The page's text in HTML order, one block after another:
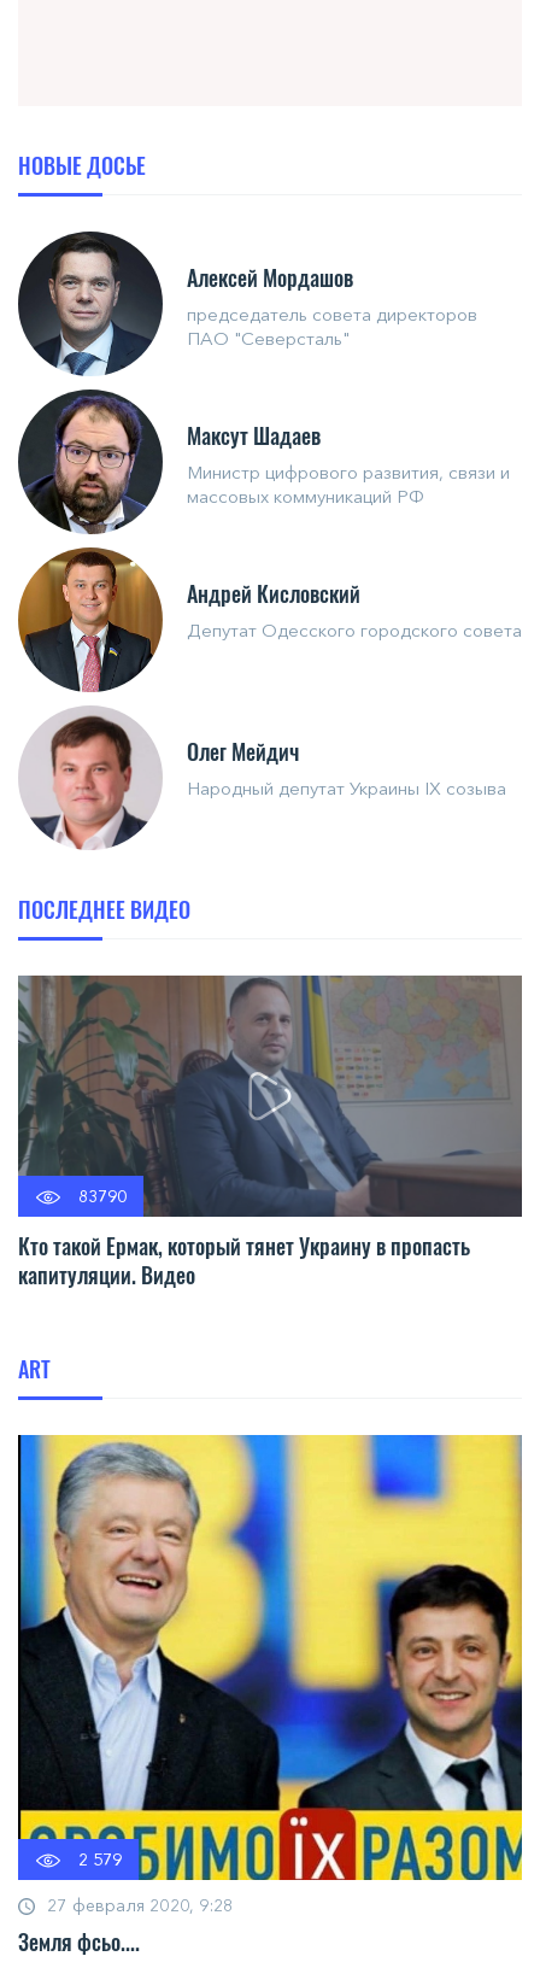
НОВЫЕ ДОСЬЕ
Алексей Мордашов
председатель совета директоров
ПАО "Северсталь"
Максут Шадаев
Министр цифрового развития, связи и
массовых коммуникаций РФ
Андрей Кисловский
Депутат Одесского городского совета
Олег Мейдич
Народный депутат Украины IX созыва
ПОСЛЕДНЕЕ ВИДЕО
83790
Кто такой Ермак, который тянет Украину в пропасть
капитуляции. Видео
ART
2 579
27 февраля 2020, 9:28
Земля фсьо....